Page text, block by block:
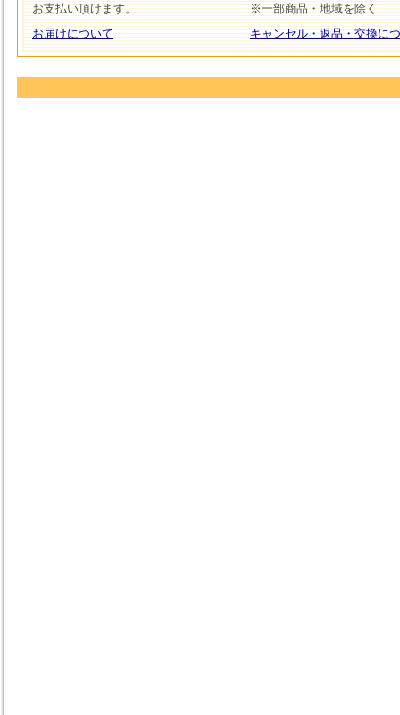
お支払い頂けます。
お届けについて
※一部商品・地域を除く
キャンセル・返品・交換に